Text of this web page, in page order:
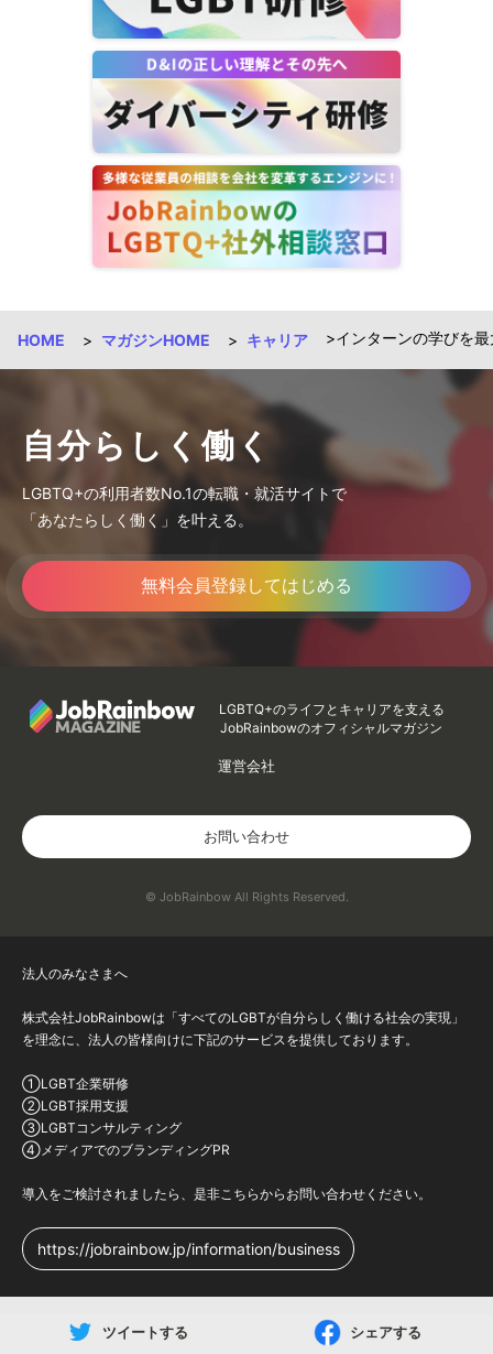
HOME マガジンHOME キャリア インターンの学びを
ツイートする シェアする
自分らしく働く
LGBTQ+の利用者数No.1の転職・就活サイトで
「あなたらしく働く」を叶える。
無料会員登録してはじめる
LGBTQ+のライフとキャリアを支える
JobRainbowのオフィシャルマガジン
運営会社
お問い合わせ
© JobRainbow All Rights Reserved.
法人のみなさまへ
株式会社JobRainbowは「すべてのLGBTが自分らしく働ける社会の実現」
を理念に、法人の皆様向けに下記のサービスを提供しております。
①LGBT企業研修
②LGBT採用支援
③LGBTコンサルティング
④メディアでのブランディングPR
導入をご検討されましたら、是非こちらからお問い合わせください。
https://jobrainbow.jp/information/business